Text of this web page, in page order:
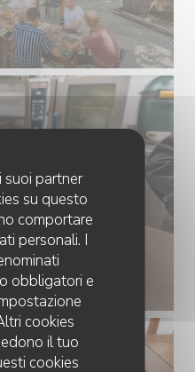
suoi partner
su questo
comportare
personali. I
obbligatori e
cookies
il tuo
cookies